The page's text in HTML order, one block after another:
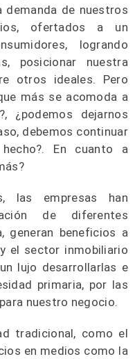
de nuestros
ofertados a un
logrando
posicionar nuestra
otros ideales. Pero
más se acomoda a
¿podemos dejarnos
debemos continuar
En cuanto a
las empresas han
de diferentes
generan beneficios a
el sector inmobiliario
lujo desarrollarlas e
primaria, por las
nuestro negocio.
tradicional, como el
en medios como la